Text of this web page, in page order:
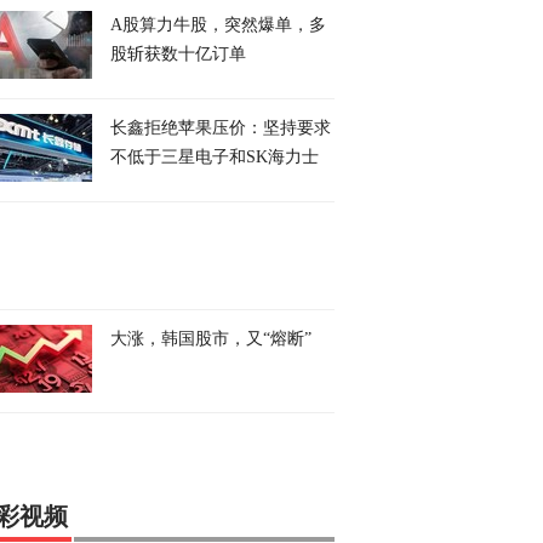
A股算力牛股，突然爆单，多
股斩获数十亿订单
长鑫拒绝苹果压价：坚持要求
不低于三星电子和SK海力士
大涨，韩国股市，又“熔断”
视频